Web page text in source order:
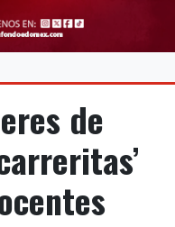
de